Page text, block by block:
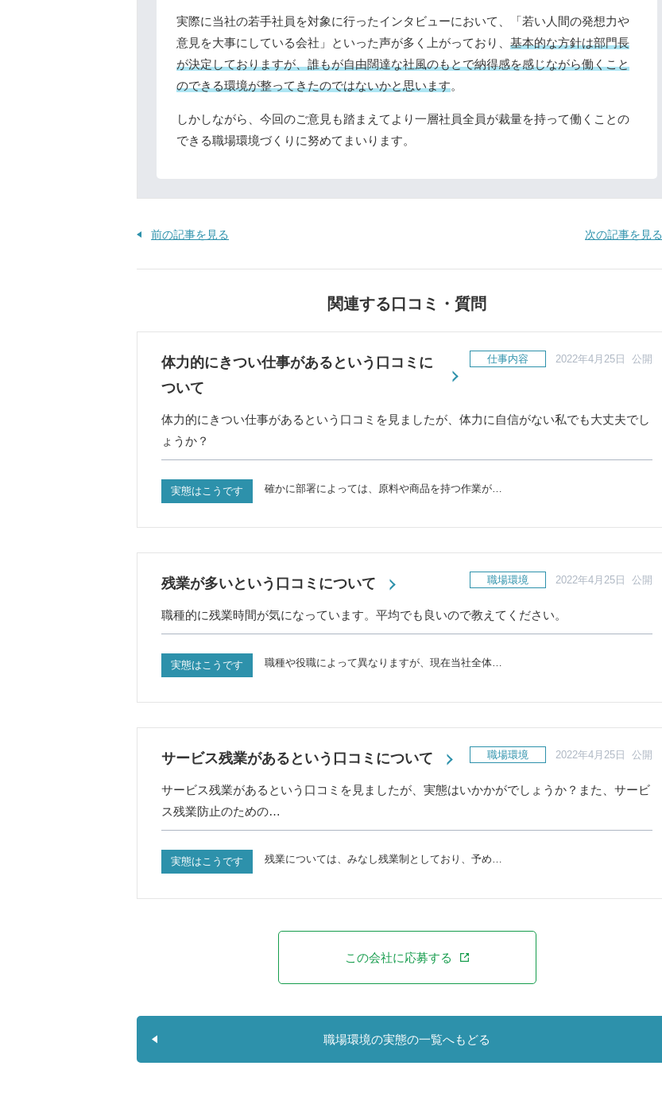
実際に当社の若手社員を対象に行ったインタビューにおいて、「若い人間の発想力や
意見を大事にしている会社」といった声が多く上がっており、 基本的な方針は部門長
が決定しておりますが、誰もが自由闊達な社風のもとで納得感を感じながら働くこと
のできる環境が整ってきたのではないかと思います。
しかしながら、今回のご意見も踏まえてより一層社員全員が裁量を持って働くことの
できる職場環境づくりに努めてまいります。
前の記事を見る 次の記事を見る
関連する口コミ・質問
体力的にきつい仕事があるという口コミに
ついて
仕事内容 2022年4月25日 公開
体力的にきつい仕事があるという口コミを見ましたが、体力に自信がない私でも大丈夫でし
ょうか？
実態はこうです 確かに部署によっては、原料や商品を持つ作業が…
残業が多いという口コミについて 職場環境 2022年4月25日 公開
職種的に残業時間が気になっています。平均でも良いので教えてください。
実態はこうです 職種や役職によって異なりますが、現在当社全体…
サービス残業があるという口コミについて 職場環境 2022年4月25日 公開
サービス残業があるという口コミを見ましたが、実態はいかかがでしょうか？また、サービ
ス残業防止のための…
実態はこうです 残業については、みなし残業制としており、予め…
この会社に応募する
職場環境の実態の一覧へもどる